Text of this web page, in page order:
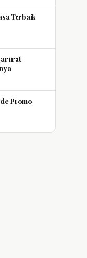
Terbaik
Promo